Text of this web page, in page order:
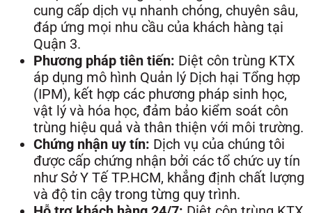
cung cấp dịch vụ nhanh chóng, chuyên sâu,
đáp ứng mọi nhu cầu của khách hàng tại
Quận 3.
Phương pháp tiên tiến: Diệt côn trùng KTX
áp dụng mô hình Quản lý Dịch hại Tổng hợp
(IPM), kết hợp các phương pháp sinh học,
vật lý và hóa học, đảm bảo kiểm soát côn
trùng hiệu quả và thân thiện với môi trường.
Chứng nhận uy tín: Dịch vụ của chúng tôi
được cấp chứng nhận bởi các tổ chức uy tín
như Sở Y Tế TP.HCM, khẳng định chất lượng
và độ tin cậy trong từng quy trình.